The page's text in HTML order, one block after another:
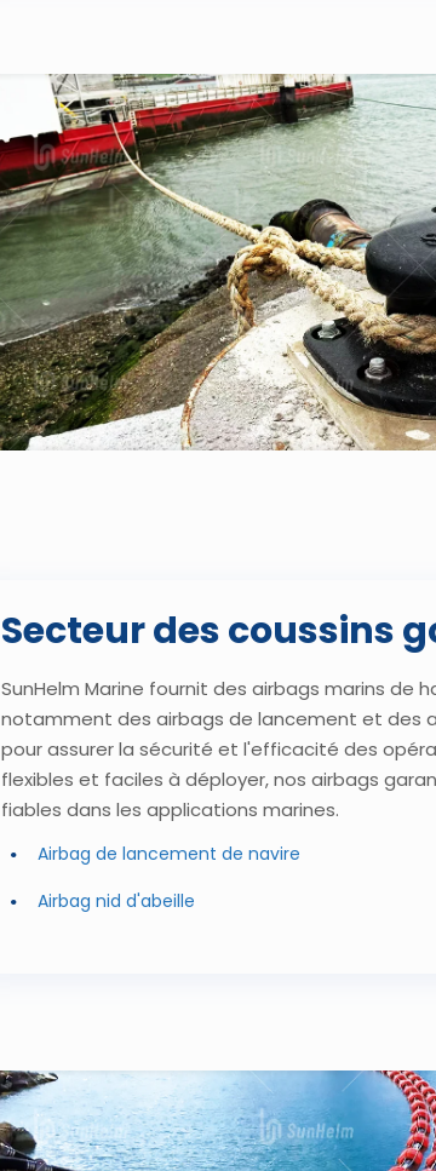
Secteur des coussins
SunHelm Marine fournit des airbags marins de
notamment des airbags de lancement et des
pour assurer la sécurité et l'efficacité des
flexibles et faciles à déployer, nos airbags
fiables dans les applications marines.
Airbag de lancement de navire
Airbag nid d'abeille